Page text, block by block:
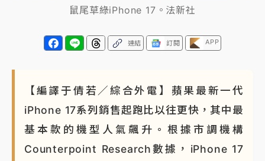
鼠尾草綠iPhone 17。法新社
連結 訂閱 APP
【編譯于倩若／綜合外電】蘋果最新一代
iPhone 17系列銷售起跑比以往更快，其中最
基本款的機型人氣飆升。根據市調機構
Counterpoint Research數據，iPhone 17